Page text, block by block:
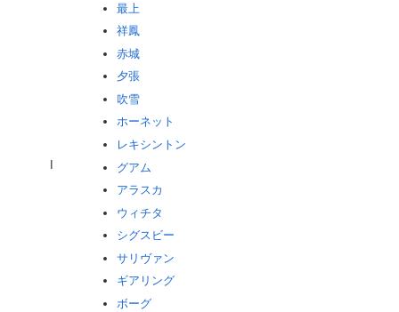
I
最上
祥鳳
赤城
夕張
吹雪
ホーネット
レキシントン
グアム
アラスカ
ウィチタ
シグスビー
サリヴァン
ギアリング
ボーグ